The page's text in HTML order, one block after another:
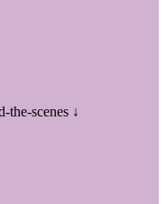
the-scenes ↓